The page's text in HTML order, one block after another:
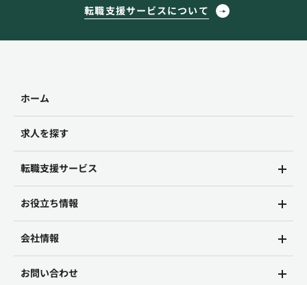
転職支援サービスについて
ホーム
求人を探す
転職支援サービス
お役立ち情報
会社情報
お問い合わせ